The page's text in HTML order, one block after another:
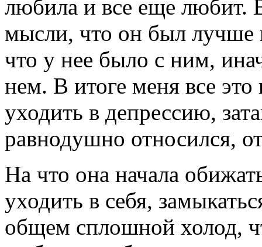
любила и все еще любит.
мысли, что он был лучше
что у нее было с ним,
нем. В итоге меня все это
уходить в депрессию,
равнодушно относился,
На что она начала
уходить в себя,
общем сплошной холод,